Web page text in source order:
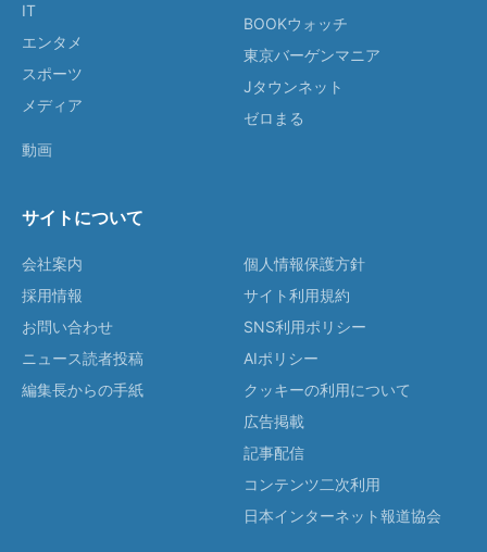
IT
エンタメ
スポーツ
メディア
動画
BOOKウォッチ
東京バーゲンマニア
Jタウンネット
ゼロまる
サイトについて
会社案内
採用情報
お問い合わせ
ニュース読者投稿
編集長からの手紙
個人情報保護方針
サイト利用規約
SNS利用ポリシー
AIポリシー
クッキーの利用について
広告掲載
記事配信
コンテンツ二次利用
日本インターネット報道協会